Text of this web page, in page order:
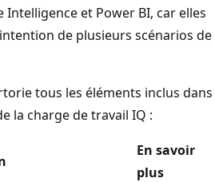
Intelligence et Power BI, car elles
de plusieurs scénarios de
tous les éléments inclus dans
la charge de travail IQ :
En savoir
plus